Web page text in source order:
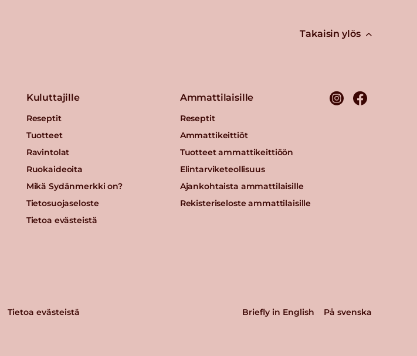
Takaisin ylös
Kuluttajille
Reseptit
Tuotteet
Ravintolat
Ruokaideoita
Mikä Sydänmerkki on?
Tietosuojaseloste
Tietoa evästeistä
Ammattilaisille
Reseptit
Ammattikeittiöt
Tuotteet ammattikeittiöön
Elintarviketeollisuus
Ajankohtaista ammattilaisille
Rekisteriseloste ammattilaisille
Tietoa evästeistä Briefly in English På svenska